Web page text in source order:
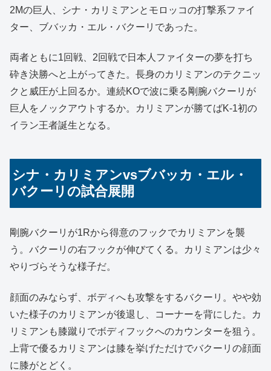
2Mの巨人、シナ・カリミアンとモロッコの打撃系ファイ
ター、ブバッカ・エル・バクーリであった。
両者ともに1回戦、2回戦で日本人ファイターの夢を打ち
砕き決勝へと上がってきた。長身のカリミアンのテクニッ
クと威圧が上回るか。連続KOで波に乗る剛腕バクーリが
巨人をノックアウトするか。カリミアンが勝てばK-1初の
イラン王者誕生となる。
シナ・カリミアンvsブバッカ・エル・
バクーリの試合展開
剛腕バクーリが1Rから得意のフックでカリミアンを襲
う。バクーリの右フックが伸びてくる。カリミアンは少々
やりづらそうな様子だ。
顔面のみならず、ボディへも攻撃をするバクーリ。やや効
いた様子のカリミアンが後退し、コーナーを背にした。カ
リミアンも膝蹴りでボディフックへのカウンターを狙う。
上背で優るカリミアンは膝を挙げただけでバクーリの顔面
に膝がとどく。